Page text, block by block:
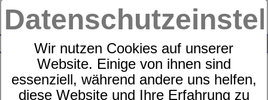
Wir nutzen Cookies auf unserer
Website. Einige von ihnen sind
essenziell, während andere uns helfen,
diese Website und Ihre Erfahrung zu
SUCHE
0